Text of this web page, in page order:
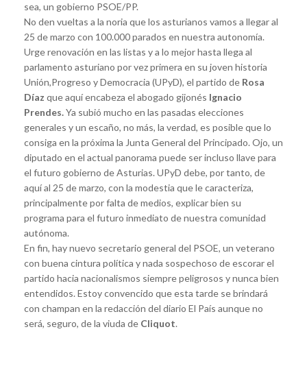
sea, un gobierno PSOE/PP.
No den vueltas a la noria que los asturianos vamos a llegar al
25 de marzo con 100.000 parados en nuestra autonomía.
Urge renovación en las listas y a lo mejor hasta llega al
parlamento asturiano por vez primera en su joven historia
Unión,Progreso y Democracia (UPyD), el partido de Rosa
Díaz que aquí encabeza el abogado gijonés Ignacio
Prendes.Ya subió mucho en las pasadas elecciones
generales y un escaño, no más, la verdad, es posible que lo
consiga en la próxima la Junta General del Principado. Ojo, un
diputado en el actual panorama puede ser incluso llave para
el futuro gobierno de Asturias. UPyD debe, por tanto, de
aquí al 25 de marzo, con la modestia que le caracteriza,
principalmente por falta de medios, explicar bien su
programa para el futuro inmediato de nuestra comunidad
autónoma.
En fin, hay nuevo secretario general del PSOE, un veterano
con buena cintura política y nada sospechoso de escorar el
partido hacia nacionalismos siempre peligrosos y nunca bien
entendidos. Estoy convencido que esta tarde se brindará
con champan en la redacción del diario El País aunque no
será, seguro, de la viuda de Cliquot.